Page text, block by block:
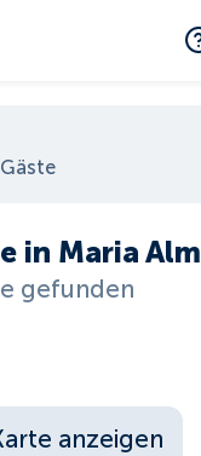
in Maria Alm
gefunden
anzeigen